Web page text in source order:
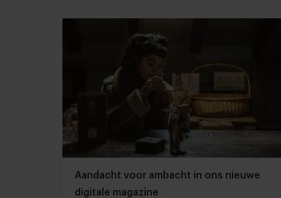
Aandacht voor ambacht in ons nieuwe
digitale magazine